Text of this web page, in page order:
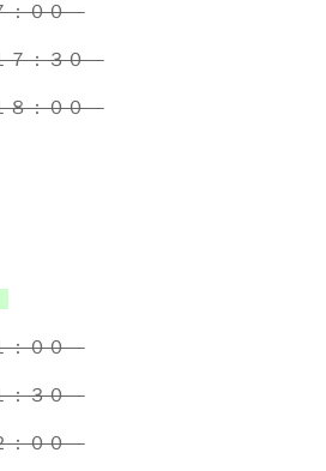
：００
７：３０
８：００
：００
：３０
：００